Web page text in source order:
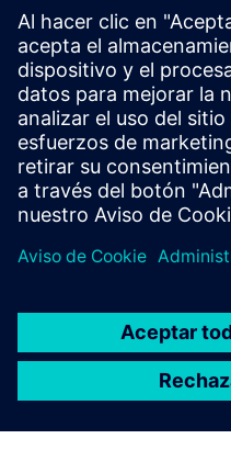
APIs de integración
Acceso de administrador
Actualizaciones de software
Infraestructura de red
Protocolos de seguridad
Base de datos de usuarios
Protocolos de autenticación